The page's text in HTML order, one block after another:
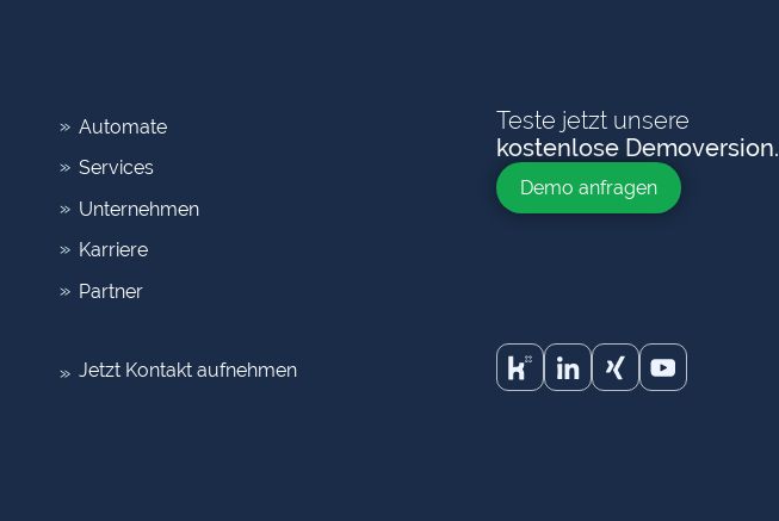
Automate
Services
Unternehmen
Karriere
Partner
Jetzt Kontakt aufnehmen
Teste jetzt unsere
kostenlose Demoversion.
Demo anfragen